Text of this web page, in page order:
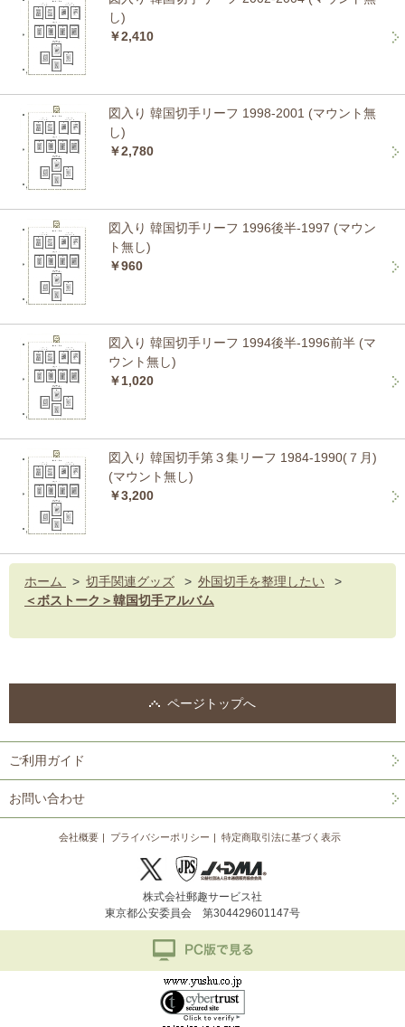
し)
￥2,410
図入り 韓国切手リーフ 1998-2001 (マウント無
し)
￥2,780
図入り 韓国切手リーフ 1996後半-1997 (マウン
ト無し)
￥960
図入り 韓国切手リーフ 1994後半-1996前半 (マ
ウント無し)
￥1,020
図入り 韓国切手第３集リーフ 1984-1990(７月)
(マウント無し)
￥3,200
ホーム > 切手関連グッズ > 外国切手を整理したい
>
＜ボストーク＞韓国切手アルバム
ページトップへ
ご利用ガイド
お問い合わせ
会社概要 プライバシーポリシー 特定商取引法に基づく表示
株式会社郵趣サービス社
東京都公安委員会 第304429601147号